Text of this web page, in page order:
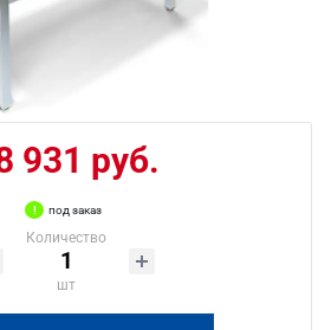
931 руб.
под заказ
Количество
шт